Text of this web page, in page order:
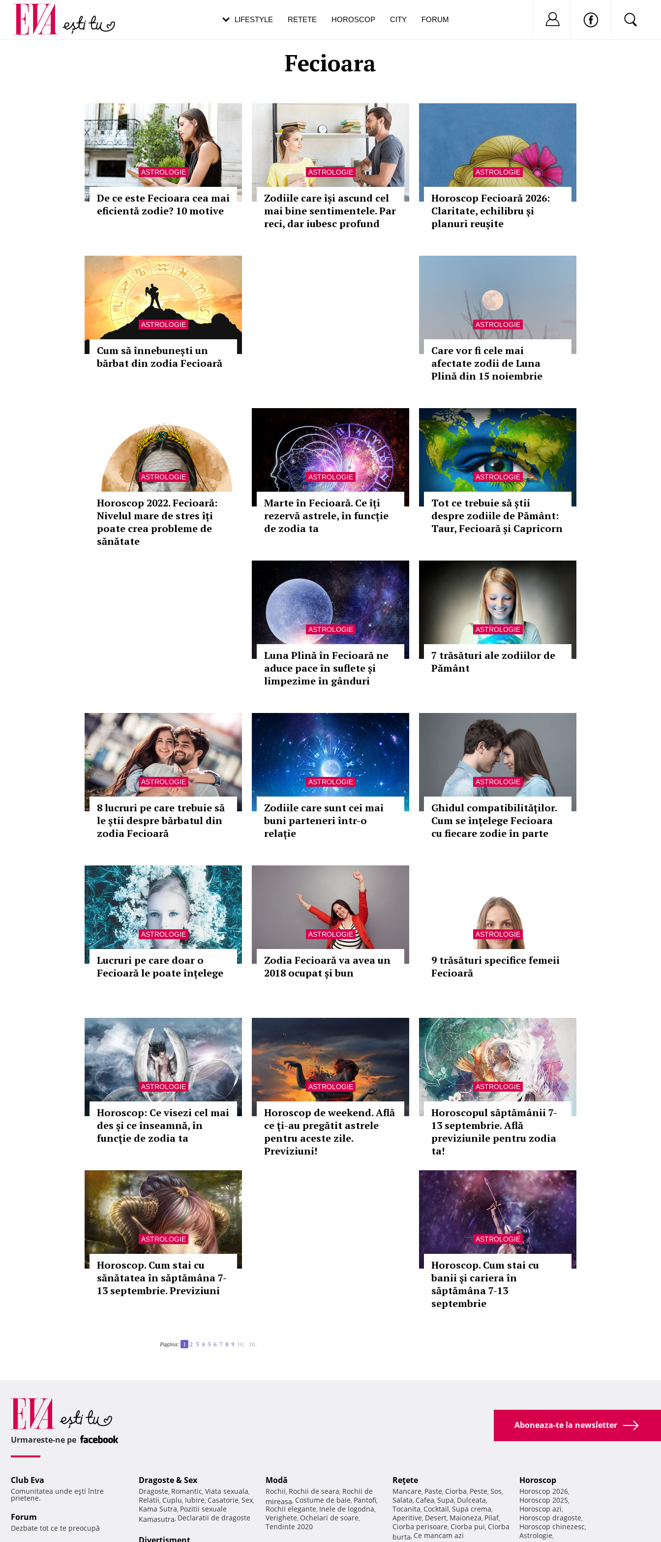
Fecioara
ASTROLOGIE
De ce este Fecioara cea mai
eficientă zodie? 10 motive
ASTROLOGIE
Zodiile care își ascund cel
mai bine sentimentele. Par
reci, dar iubesc profund
ASTROLOGIE
Horoscop Fecioară 2026:
Claritate, echilibru și
planuri reușite
ASTROLOGIE
Cum să înnebunești un
bărbat din zodia Fecioară
ASTROLOGIE
Care vor fi cele mai
afectate zodii de Luna
Plină din 15 noiembrie
ASTROLOGIE
Horoscop 2022. Fecioară:
Nivelul mare de stres îți
poate crea probleme de
sănătate
ASTROLOGIE
Marte în Fecioară. Ce îți
rezervă astrele, în funcție
de zodia ta
ASTROLOGIE
Tot ce trebuie să știi
despre zodiile de Pământ:
Taur, Fecioară și Capricorn
ASTROLOGIE
Luna Plină în Fecioară ne
aduce pace în suflete și
limpezime în gânduri
ASTROLOGIE
7 trăsături ale zodiilor de
Pământ
ASTROLOGIE
8 lucruri pe care trebuie să
le ştii despre bărbatul din
zodia Fecioară
ASTROLOGIE
Zodiile care sunt cei mai
buni parteneri într-o
relație
ASTROLOGIE
Ghidul compatibilităţilor.
Cum se înţelege Fecioara
cu fiecare zodie în parte
ASTROLOGIE
Lucruri pe care doar o
Fecioară le poate înțelege
ASTROLOGIE
Zodia Fecioară va avea un
2018 ocupat și bun
ASTROLOGIE
9 trăsături specifice femeii
Fecioară
ASTROLOGIE
Horoscop: Ce visezi cel mai
des şi ce înseamnă, în
funcţie de zodia ta
ASTROLOGIE
Horoscop de weekend. Află
ce ţi-au pregătit astrele
pentru aceste zile.
Previziuni!
ASTROLOGIE
Horoscopul săptămânii 7-
13 septembrie. Află
previziunile pentru zodia
ta!
ASTROLOGIE
Horoscop. Cum stai cu
sănătatea în săptămâna 7-
13 septembrie. Previziuni
ASTROLOGIE
Horoscop. Cum stai cu
banii şi cariera în
săptămâna 7-13
septembrie
Pagina: 1 2 3 4 5 6 7 8 9 10.. 20..
LIFESTYLE RETETE HOROSCOP CITY FORUM Nu ai cont?
Carieră
Actualitate
pe măsură ce înaintezi în vârstă
de dureroasă este investigația
Aboneaza-te la newsletter
Urmareste-ne pe
Club Eva
Comunitatea unde eşti între
prietene.
Forum
Dezbate tot ce te preocupă
Dragoste & Sex
Dragoste, Romantic, Viata sexuala,
Relatii, Cuplu, Iubire, Casatorie, Sex,
Kama Sutra, Pozitii sexuale
Kamasutra, Declaratii de dragoste
Modă
Rochii, Rochii de seara, Rochii de
mireasa, Costume de baie, Pantofi,
Rochii elegante, Inele de logodna,
Verighete, Ochelari de soare,
Tendinte 2020
Reţete
Mancare, Paste, Ciorba, Peste, Sos,
Salata, Cafea, Supa, Dulceata,
Tocanita, Cocktail, Supa crema,
Aperitive, Desert, Maioneza, Pilaf,
Ciorba perisoare, Ciorba pui, Ciorba
burta, Ce mancam azi
Horoscop
Horoscop 2026,
Horoscop 2025,
Horoscop azi,
Horoscop dragoste,
Horoscop chinezesc,
Astrologie,